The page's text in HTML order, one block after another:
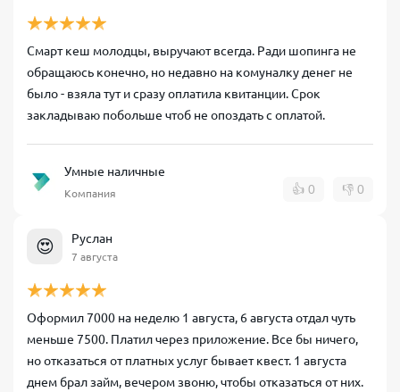
Смарт кеш молодцы, выручают всегда. Ради шопинга не
обращаюсь конечно, но недавно на комуналку денег не
было - взяла тут и сразу оплатила квитанции. Срок
закладываю побольше чтоб не опоздать с оплатой.
Умные наличные
Компания 👍 0 👎 0
😍 Руслан
7 августа
Оформил 7000 на неделю 1 августа, 6 августа отдал чуть
меньше 7500. Платил через приложение. Все бы ничего,
но отказаться от платных услуг бывает квест. 1 августа
днем брал займ, вечером звоню, чтобы отказаться от них.